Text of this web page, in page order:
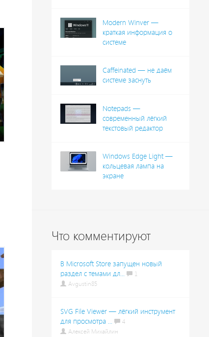
Modern Winver —
краткая информация о
системе
Caffeinated — не даём
системе заснуть
Notepads —
современный лёгкий
текстовый редактор
Windows Edge Light —
кольцевая лампа на
экране
Что комментируют
В Microsoft Store запущен новый
раздел с темами дл...
1
Avgustin85
SVG File Viewer — лёгкий инструмент
для просмотра ...
4
Алексей Михайлин